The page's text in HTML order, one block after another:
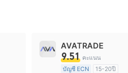
AVATRADE
9.51 คะแนน
บัญชี ECN
15-20ปี